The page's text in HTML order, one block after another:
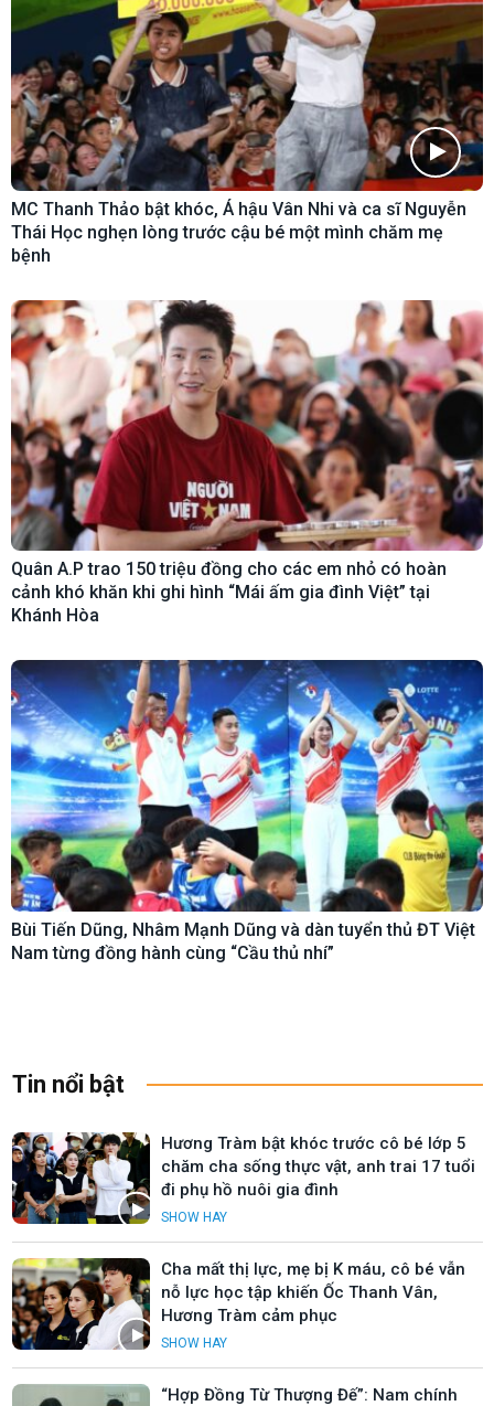
MC Thanh Thảo bật khóc, Á hậu Vân Nhi và ca sĩ Nguyễn
Thái Học nghẹn lòng trước cậu bé một mình chăm mẹ
bệnh
Quân A.P trao 150 triệu đồng cho các em nhỏ có hoàn
cảnh khó khăn khi ghi hình “Mái ấm gia đình Việt” tại
Khánh Hòa
Bùi Tiến Dũng, Nhâm Mạnh Dũng và dàn tuyển thủ ĐT Việt
Nam từng đồng hành cùng “Cầu thủ nhí”
Tin nổi bật
Hương Tràm bật khóc trước cô bé lớp 5
chăm cha sống thực vật, anh trai 17 tuổi
đi phụ hồ nuôi gia đình
SHOW HAY
Cha mất thị lực, mẹ bị K máu, cô bé vẫn
nỗ lực học tập khiến Ốc Thanh Vân,
Hương Tràm cảm phục
SHOW HAY
“Hợp Đồng Từ Thượng Đế”: Nam chính